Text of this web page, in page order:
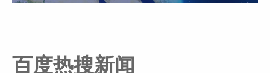
百度热搜新闻